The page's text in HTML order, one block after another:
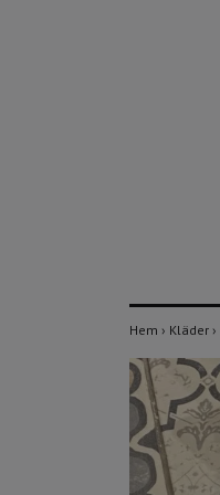
Hem › Kläder ›